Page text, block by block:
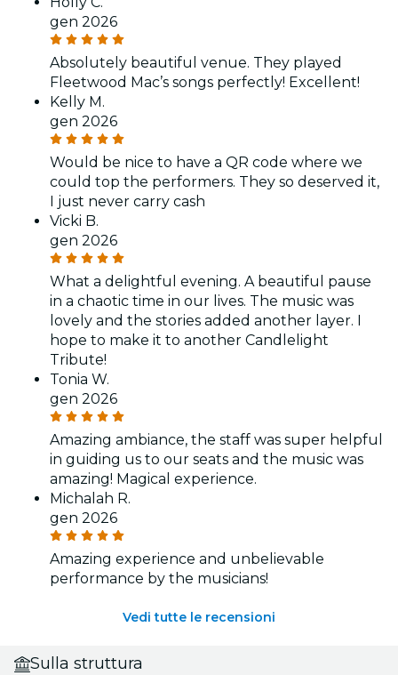
gen 2026
Absolutely beautiful venue. They played
Fleetwood Mac’s songs perfectly! Excellent!
Kelly M.
gen 2026
Would be nice to have a QR code where we
could top the performers. They so deserved it,
I just never carry cash
Vicki B.
gen 2026
What a delightful evening. A beautiful pause
in a chaotic time in our lives. The music was
lovely and the stories added another layer. I
hope to make it to another Candlelight
Tribute!
Tonia W.
gen 2026
Amazing ambiance, the staff was super helpful
in guiding us to our seats and the music was
amazing! Magical experience.
Michalah R.
gen 2026
Amazing experience and unbelievable
performance by the musicians!
Vedi tutte le recensioni
Sulla struttura